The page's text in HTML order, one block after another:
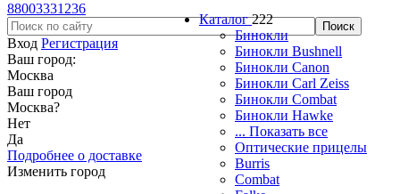
88003331236
Вход Регистрация
Ваш город:
Москва
Ваш город
Москва?
Нет
Да
Подробнее о доставке
Изменить город
Каталог 222
Бинокли
Бинокли Bushnell
Бинокли Canon
Бинокли Carl Zeiss
Бинокли Combat
Бинокли Hawke
... Показать все
Оптические прицелы
Burris
Combat